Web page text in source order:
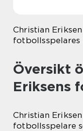
Christian
fotbollsspelares
Översikt
Eriksens
Christian
fotbollsspelare